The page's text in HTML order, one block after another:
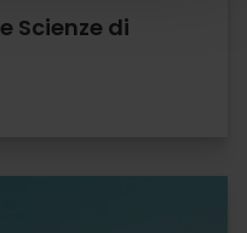
Scienze di